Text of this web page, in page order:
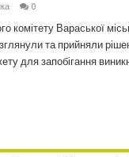
0
комітету Вараської
та прийняли
для запобігання